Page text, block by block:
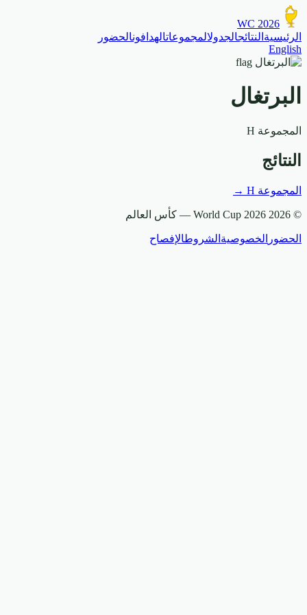
WC 2026
الرئيسية النتائجالجدولالمجموعاتالهدافونالحضور
English
البرتغال
المجموعة H
النتائج
المجموعة H
→
© 2026 World Cup 2026 — كأس العالم
الحضور الخصوصية الشروطالإفصاح